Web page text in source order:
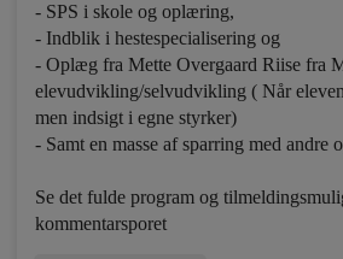
- SPS i skole og oplæring,
- Indblik i hestespecialisering og
- Oplæg fra Mette Overgaard Riise fra
elevudvikling/selvudvikling ( Når
men indsigt i egne styrker)
- Samt en masse af sparring med andre
Se det fulde program og
kommentarsporet